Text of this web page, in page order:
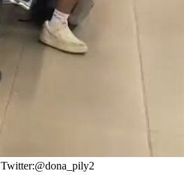
Twitter:@dona_pily2